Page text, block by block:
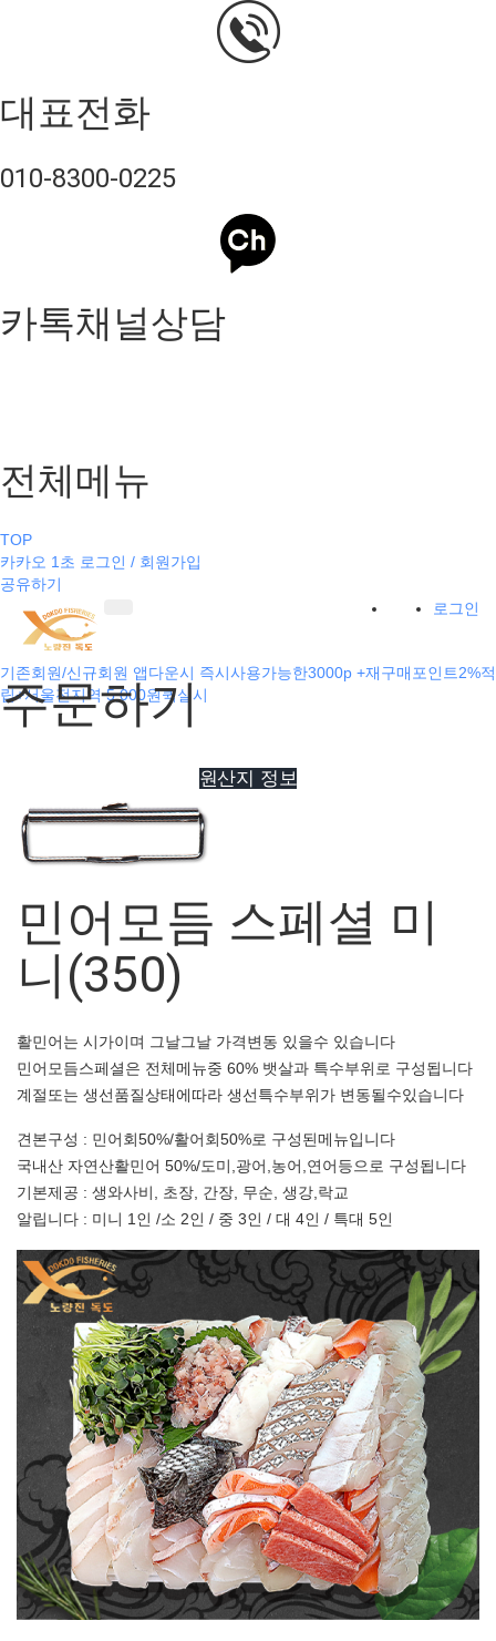
대표전화
010-8300-0225
카톡채널상담
전체메뉴
TOP
카카오 1초 로그인 / 회원가입
공유하기
로그인
기존회원/신규회원 앱다운시 즉시사용가능한3000p +재구매포인트2%적
립+서울전지역 5,000원퀵실시
주문하기
원산지 정보
민어모듬 스페셜 미
니(350)
활민어는 시가이며 그날그날 가격변동 있을수 있습니다
민어모듬스페셜은 전체메뉴중 60% 뱃살과 특수부위로 구성됩니다
계절또는 생선품질상태에따라 생선특수부위가 변동될수있습니다
견본구성 : 민어회50%/활어회50%로 구성된메뉴입니다
국내산 자연산활민어 50%/도미,광어,농어,연어등으로 구성됩니다
기본제공 : 생와사비, 초장, 간장, 무순, 생강,락교
알립니다 : 미니 1인 /소 2인 / 중 3인 / 대 4인 / 특대 5인